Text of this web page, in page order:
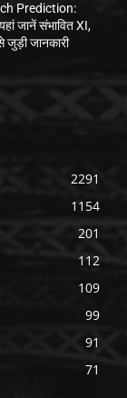
Prediction:
जानें संभावित XI,
जुड़ी जानकारी
2291
1154
201
112
109
99
91
71